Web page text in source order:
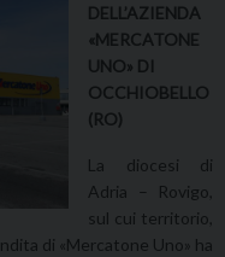
DELL’AZIENDA
«MERCATONE
UNO» DI
OCCHIOBELLO
(RO)
La diocesi di
Adria – Rovigo,
sul cui territorio,
di «Mercatone Uno» ha